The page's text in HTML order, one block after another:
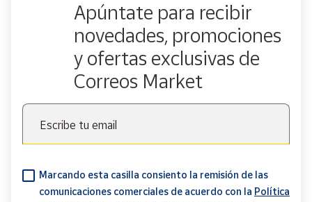
Apúntate para recibir
novedades, promociones
y ofertas exclusivas de
Correos Market
Escribe tu email
Marcando esta casilla consiento la remisión de las
comunicaciones comerciales de acuerdo con la Política